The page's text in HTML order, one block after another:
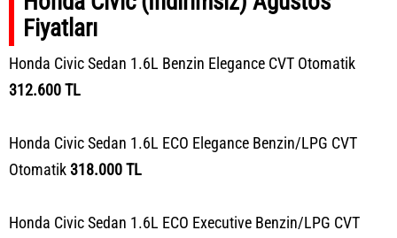
Fiyatları
Honda Civic Sedan 1.6L Benzin Elegance CVT Otomatik
312.600 TL
Honda Civic Sedan 1.6L ECO Elegance Benzin/LPG CVT
Otomatik 318.000 TL
Honda Civic Sedan 1.6L ECO Executive Benzin/LPG CVT